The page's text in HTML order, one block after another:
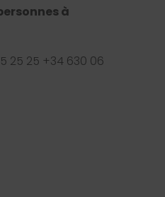
à
25 25 +34 630 06